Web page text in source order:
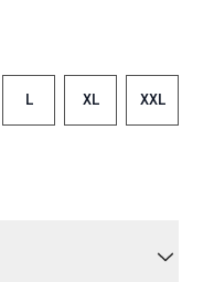
L XL XXL